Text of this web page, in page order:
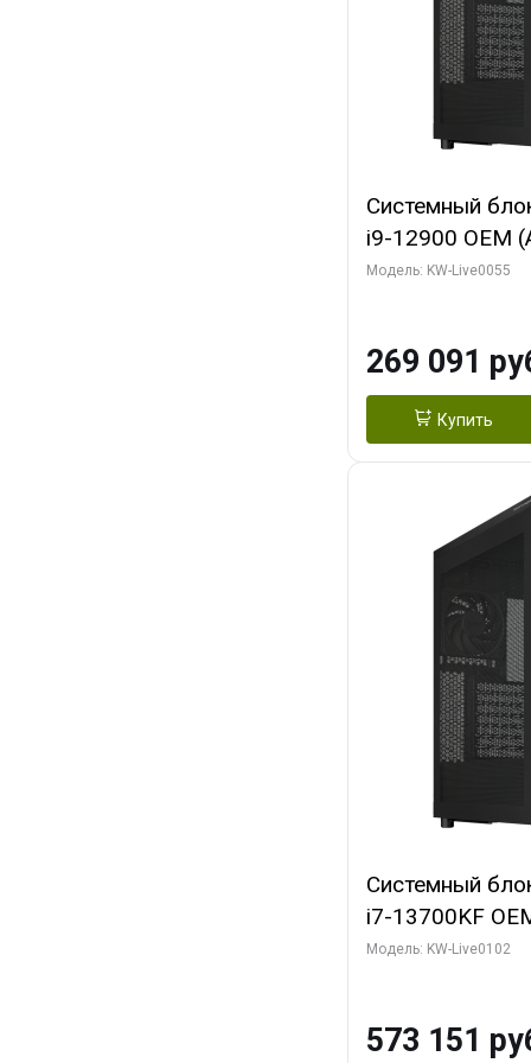
Системный
i9-12900 OEM
C16 8EC/8PC/
HDMI/ 1 ТБ
Модель: KW-Live0055
269 091
Купить
Системный
i7-13700KF
7, C16 8EC/
Turbo/ 960 ГБ
Модель: KW-Live0102
573 151